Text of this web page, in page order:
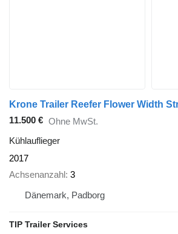
Krone Trailer Reefer Flower Width
11.500 € Ohne MwSt.
Kühlauflieger
2017
Achsenanzahl 3
Dänemark, Padborg
TIP Trailer Services